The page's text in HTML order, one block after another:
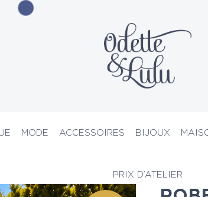
MODE ACCESSOIRES BIJOUX
PRIX D’ATELIER